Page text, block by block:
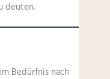
deuten.
Bedürfnis nach